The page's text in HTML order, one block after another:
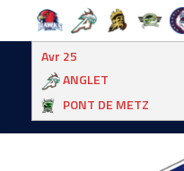
Avr 25
ANGLET
PONT DE METZ